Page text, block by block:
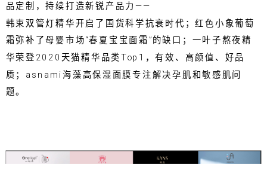
品定制，持续打造新锐产品力——
韩束双管灯精华开启了国货科学抗衰时代；红色小象葡萄
霜弥补了母婴市场“春夏宝宝面霜”的缺口；一叶子熬夜精
华荣登2020天猫精华品类Top1，有效、高颜值、好品
质；asnami海藻高保湿面膜专注解决孕肌和敏感肌问
题。